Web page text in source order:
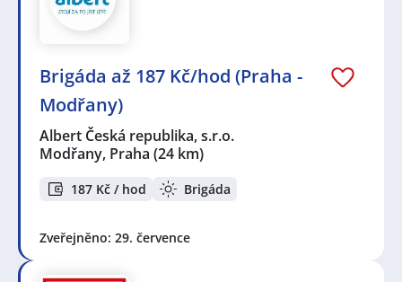
Brigáda až 187 Kč/hod (Praha -
Modřany)
Albert Česká republika, s.r.o.
Modřany, Praha (24 km)
187 Kč / hod Brigáda
Zveřejněno: 29. července